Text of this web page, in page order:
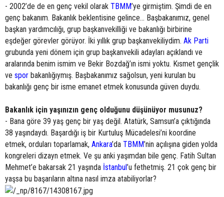
- 2002’de de en genç vekil olarak TBMM’ye girmiştim. Şimdi de en
genç bakanım. Bakanlık beklentisine gelince... Başbakanımız, genel
başkan yardımcılığı, grup başkanvekilliği ve bakanlığı birbirine
eşdeğer görevler görüyor. İki yıllık grup başkanvekiliydim. Ak Parti
grubunda yeni dönem için grup başkanvekili adayları açıklandı ve
aralarında benim ismim ve Bekir Bozdağ’ın ismi yoktu. Kısmet gençlik
ve spor bakanlığıymış. Başbakanımız sağolsun, yeni kurulan bu
bakanlığı genç bir isme emanet etmek konusunda güven duydu.
Bakanlık için yaşınızın genç olduğunu düşünüyor musunuz?
- Bana göre 39 yaş genç bir yaş değil. Atatürk, Samsun’a çıktığında
38 yaşındaydı. Başardığı iş bir Kurtuluş Mücadelesi’ni koordine
etmek, orduları toparlamak, Ankara’da TBMM’nin açılışına giden yolda
kongreleri dizayn etmek. Ve şu anki yaşımdan bile genç. Fatih Sultan
Mehmet’e bakarsak 21 yaşında İstanbul’u fethetmiş. 21 çok genç bir
yaşsa bu başarıların altına nasıl imza atabiliyorlar?